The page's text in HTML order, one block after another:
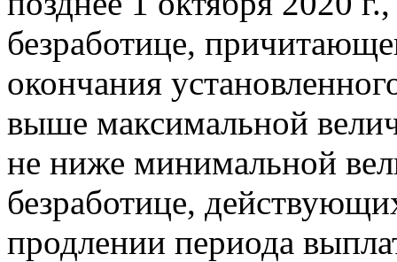
безработице,
окончания
выше максимальной
не ниже минимальной
безработице,
продлении периода